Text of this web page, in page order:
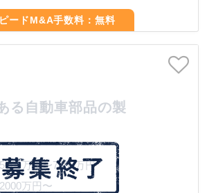
ードM&A手数料：無料
る自動車部品の製
5000万円〜7500万円
2000万円〜